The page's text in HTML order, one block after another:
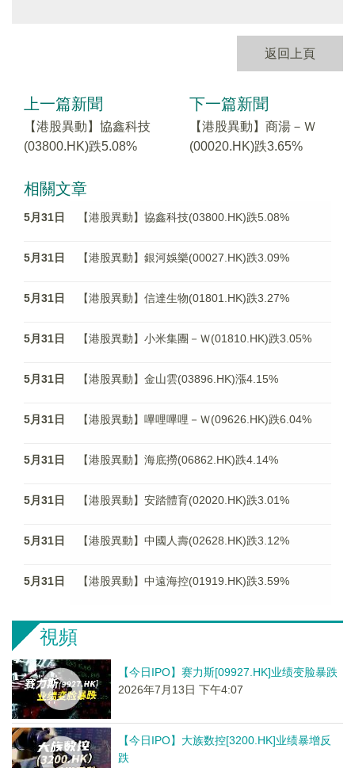
返回上頁
上一篇新聞
【港股異動】協鑫科技
(03800.HK)跌5.08%
下一篇新聞
【港股異動】商湯－Ｗ
(00020.HK)跌3.65%
相關文章
5月31日 【港股異動】協鑫科技(03800.HK)跌5.08%
5月31日 【港股異動】銀河娛樂(00027.HK)跌3.09%
5月31日 【港股異動】信達生物(01801.HK)跌3.27%
5月31日 【港股異動】小米集團－Ｗ(01810.HK)跌3.05%
5月31日 【港股異動】金山雲(03896.HK)漲4.15%
5月31日 【港股異動】嗶哩嗶哩－Ｗ(09626.HK)跌6.04%
5月31日 【港股異動】海底撈(06862.HK)跌4.14%
5月31日 【港股異動】安踏體育(02020.HK)跌3.01%
5月31日 【港股異動】中國人壽(02628.HK)跌3.12%
5月31日 【港股異動】中遠海控(01919.HK)跌3.59%
視頻
【今日IPO】赛力斯[09927.HK]业绩变脸暴跌
2026年7月13日 下午4:07
【今日IPO】大族数控[3200.HK]业绩暴增反
跌